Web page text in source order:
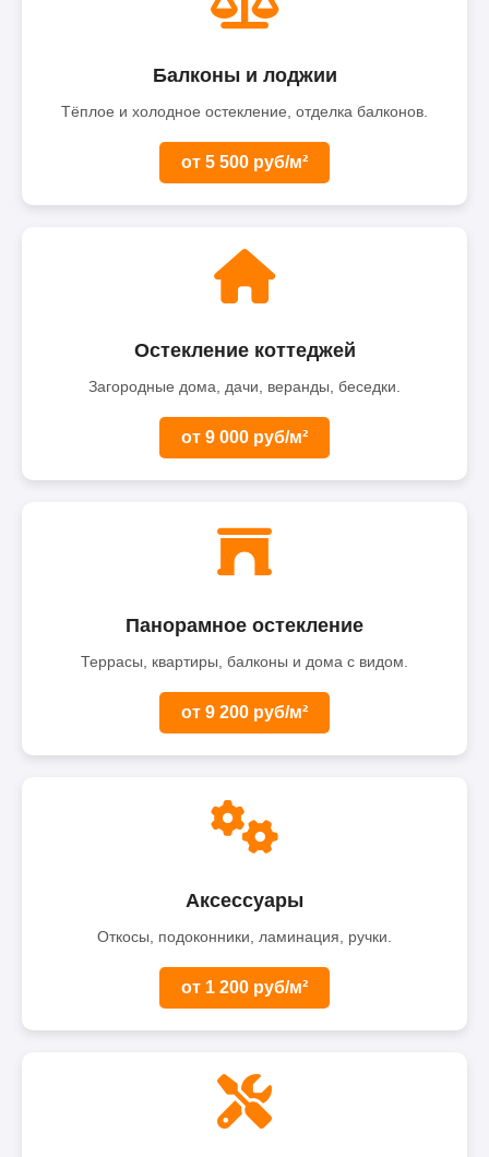
Балконы и лоджии
Тёплое и холодное остекление, отделка балконов.
от 5 500 руб/м²
Остекление коттеджей
Загородные дома, дачи, веранды, беседки.
от 9 000 руб/м²
Панорамное остекление
Террасы, квартиры, балконы и дома с видом.
от 9 200 руб/м²
Аксессуары
Откосы, подоконники, ламинация, ручки.
от 1 200 руб/м²